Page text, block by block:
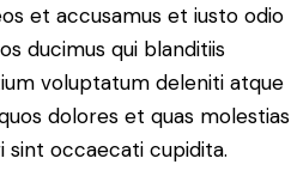
et accusamus et iusto odio
ducimus qui blanditiis
voluptatum deleniti atque
dolores et quas molestias
sint occaecati cupidita.